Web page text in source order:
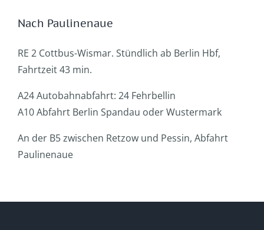
Nach Paulinenaue
RE 2 Cottbus-Wismar. Stündlich ab Berlin Hbf,
Fahrtzeit 43 min.
A24 Autobahnabfahrt: 24 Fehrbellin
A10 Abfahrt Berlin Spandau oder Wustermark
An der B5 zwischen Retzow und Pessin, Abfahrt
Paulinenaue